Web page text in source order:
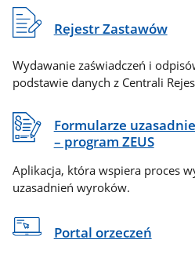
Rejestr Zastawów
Wydawanie zaświadczeń i
podstawie danych z Centrali
Formularze
– program ZEUS
Aplikacja, która wspiera proces
uzasadnień wyroków.
Portal orzeczeń